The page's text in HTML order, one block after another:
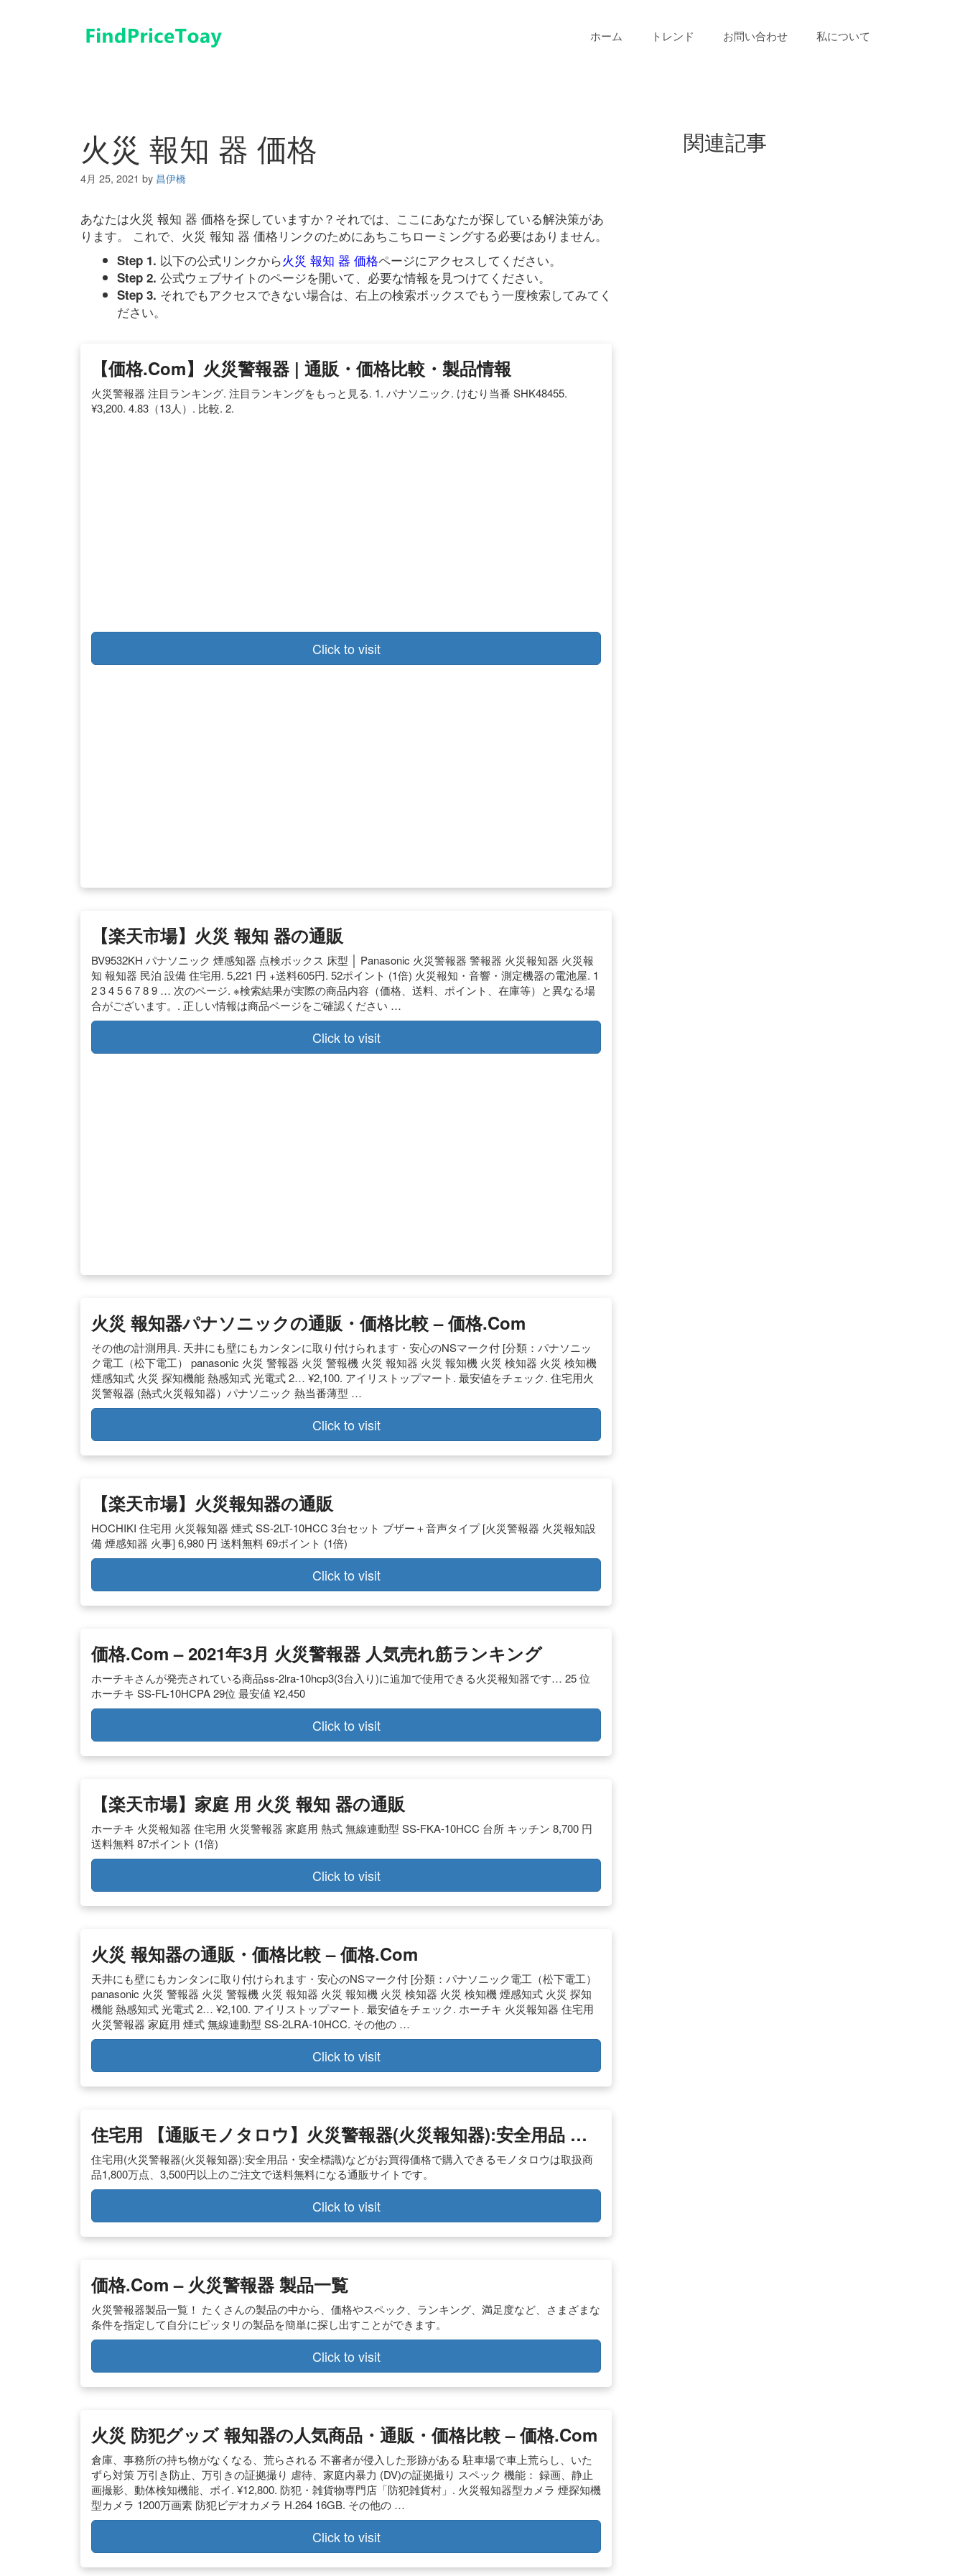
ホーム トレンド お問い合わせ 私について
火災 報知 器 価格
4月 25, 2021 by 昌伊橋
あなたは火災 報知 器 価格を探していますか？それでは、ここにあなたが探している解決策があ
ります。 これで、火災 報知 器 価格リンクのためにあちこちローミングする必要はありません。
Step 1. 以下の公式リンクから火災 報知 器 価格ページにアクセスしてください。
Step 2. 公式ウェブサイトのページを開いて、必要な情報を見つけてください。
Step 3. それでもアクセスできない場合は、右上の検索ボックスでもう一度検索してみてく
ださい。
【価格.com】火災警報器 | 通販・価格比較・製品情報
火災警報器 注目ランキング. 注目ランキングをもっと見る. 1. パナソニック. けむり当番 SHK48455.
¥3,200. 4.83（13人）. 比較. 2.
Click to visit
【楽天市場】火災 報知 器の通販
BV9532KH パナソニック 煙感知器 点検ボックス 床型 │ Panasonic 火災警報器 警報器 火災報知器 火災報
知 報知器 民泊 設備 住宅用. 5,221 円 +送料605円. 52ポイント (1倍) 火災報知・音響・測定機器の電池屋. 1
2 3 4 5 6 7 8 9 … 次のページ. ※検索結果が実際の商品内容（価格、送料、ポイント、在庫等）と異なる場
合がございます。. 正しい情報は商品ページをご確認ください …
Click to visit
火災 報知器パナソニックの通販・価格比較 – 価格.com
その他の計測用具. 天井にも壁にもカンタンに取り付けられます・安心のNSマーク付 [分類：パナソニッ
ク電工（松下電工） panasonic 火災 警報器 火災 警報機 火災 報知器 火災 報知機 火災 検知器 火災 検知機
煙感知式 火災 探知機能 熱感知式 光電式 2… ¥2,100. アイリストップマート. 最安値をチェック. 住宅用火
災警報器 (熱式火災報知器）パナソニック 熱当番薄型 …
Click to visit
【楽天市場】火災報知器の通販
HOCHIKI 住宅用 火災報知器 煙式 SS-2LT-10HCC 3台セット ブザー＋音声タイプ [火災警報器 火災報知設
備 煙感知器 火事] 6,980 円 送料無料 69ポイント (1倍)
Click to visit
価格.com – 2021年3月 火災警報器 人気売れ筋ランキング
ホーチキさんが発売されている商品ss-2lra-10hcp3(3台入り)に追加で使用できる火災報知器です… 25 位
ホーチキ SS-FL-10HCPA 29位 最安値 ¥2,450
Click to visit
【楽天市場】家庭 用 火災 報知 器の通販
ホーチキ 火災報知器 住宅用 火災警報器 家庭用 熱式 無線連動型 SS-FKA-10HCC 台所 キッチン 8,700 円
送料無料 87ポイント (1倍)
Click to visit
火災 報知器の通販・価格比較 – 価格.com
天井にも壁にもカンタンに取り付けられます・安心のNSマーク付 [分類：パナソニック電工（松下電工）
panasonic 火災 警報器 火災 警報機 火災 報知器 火災 報知機 火災 検知器 火災 検知機 煙感知式 火災 探知
機能 熱感知式 光電式 2… ¥2,100. アイリストップマート. 最安値をチェック. ホーチキ 火災報知器 住宅用
火災警報器 家庭用 煙式 無線連動型 SS-2LRA-10HCC. その他の …
Click to visit
住宅用 【通販モノタロウ】火災警報器(火災報知器):安全用品 …
住宅用(火災警報器(火災報知器):安全用品・安全標識)などがお買得価格で購入できるモノタロウは取扱商
品1,800万点、3,500円以上のご注文で送料無料になる通販サイトです。
Click to visit
価格.com – 火災警報器 製品一覧
火災警報器製品一覧！ たくさんの製品の中から、価格やスペック、ランキング、満足度など、さまざまな
条件を指定して自分にピッタリの製品を簡単に探し出すことができます。
Click to visit
火災 防犯グッズ 報知器の人気商品・通販・価格比較 – 価格.com
倉庫、事務所の持ち物がなくなる、荒らされる 不審者が侵入した形跡がある 駐車場で車上荒らし、いた
ずら対策 万引き防止、万引きの証拠撮り 虐待、家庭内暴力 (DV)の証拠撮り スペック 機能： 録画、静止
画撮影、動体検知機能、ボイ. ¥12,800. 防犯・雑貨物専門店「防犯雑貨村」. 火災報知器型カメラ 煙探知機
型カメラ 1200万画素 防犯ビデオカメラ H.264 16GB. その他の …
Click to visit
関連記事